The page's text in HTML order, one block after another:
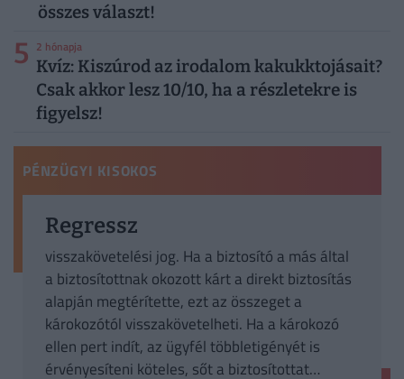
összes választ!
5 2 hónapja
Kvíz: Kiszúrod az irodalom kakukktojásait?
Csak akkor lesz 10/10, ha a részletekre is
figyelsz!
PÉNZÜGYI KISOKOS
Regressz
visszakövetelési jog. Ha a biztosító a más által
a biztosítottnak okozott kárt a direkt biztosítás
alapján megtérítette, ezt az összeget a
károkozótól visszakövetelheti. Ha a károkozó
ellen pert indít, az ügyfél többletigényét is
érvényesíteni köteles, sőt a biztosítottat